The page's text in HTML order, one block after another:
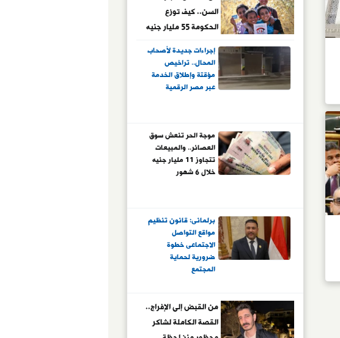
السن.. كيف توزع
الحكومة 55 مليار جنيه
على الفئات الأولى
بالرعاية؟
إجراءات جديدة لأصحاب
المحال.. تراخيص
مؤقتة وإطلاق الخدمة
عبر مصر الرقمية
موجة الحر تنعش سوق
العصائر.. والمبيعات
تتجاوز 11 مليار جنيه
خلال 6 شهور
برلمانى: قانون تنظيم
مواقع التواصل
الاجتماعى خطوة
ضرورية لحماية
المجتمع
من القبض إلى الإفراج..
القصة الكاملة لشاكر